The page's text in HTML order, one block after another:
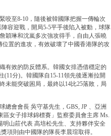
咬至8-10，隨後被韓國隊把握一傳輪次
容迎戰，開局5-5平手後陷入被動，球隊
穎琳和沈嵐多次強攻得手，自由人張曉
置的進攻，有效破壞了中國香港隊的攻
有效的防反體系。韓國女排憑借穩定的
(11分)。韓國隊自15-11領先後逐漸拉開
未能突破困局，最終以14比25落敗，局
會會長 吳守基先生，GBS, JP 、亞洲
區女子排球錦標賽」監察委員會主席 Ms.
山莊代表 高培松先生、支持夥伴安全
項則由中國隊的隊長李晨瑄取得。